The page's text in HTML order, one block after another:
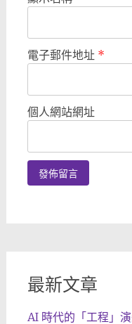
電子郵件地址 *
個人網站網址
最新文章
AI 時代的「工程」